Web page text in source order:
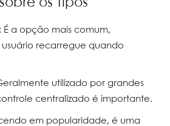
os Tipos
: É a opção mais comum,
recarregue quando
utilizado por grandes
centralizado é importante.
em popularidade, é uma